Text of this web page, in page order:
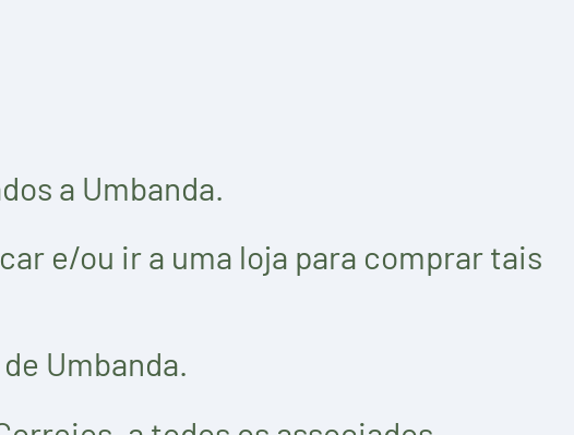
a Umbanda.
e/ou ir a uma loja para comprar tais
Umbanda.